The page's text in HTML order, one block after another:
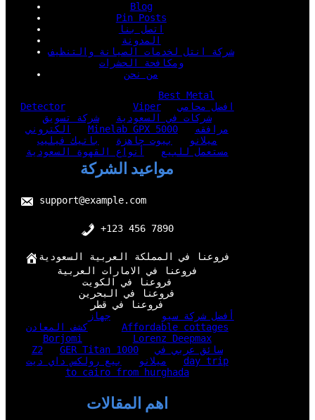
Blog
Pin Posts
اتصل بنا
المدونة
شركة انتل لخدمات الصيانة والتنظيف
ومكافحة الحشرات
من نحن
Best Metal
Detector
Viper
افضل محامي
شركات في السعودية
شركة تسويق
الكتروني
Minelab GPX 5000
مرافقه
ميلانو
بيوت جاهزة
باتيك فيليب
مستعمل للبيع
أنواع القهوة السعودية
مواعيد الشركة
support@example.com
+123 456 7890
فروعنا في المملكة العربية السعودية
فروعنا في الامارات العربية
فروعنا في الكويت
فروعنا في البحرين
فروعنا في قطر
أفضل شركة سيو
جهاز
كشف المعادن
Affordable cottages
Borjomi
Lorenz Deepmax
Z2
GER Titan 1000
سائق عربي في
ميلانو
بيع رولكس داي ديت
day trip
to cairo from hurghada
اهم المقالات